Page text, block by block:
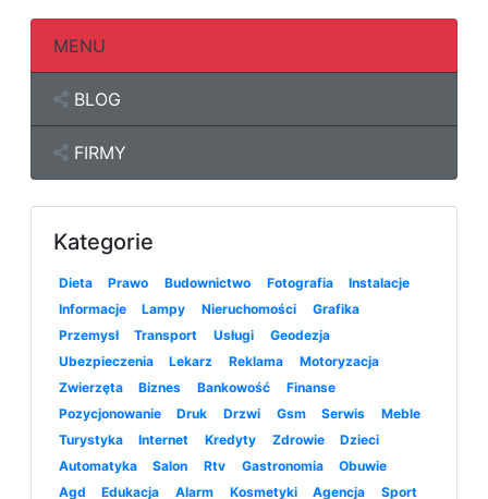
MENU
BLOG
FIRMY
Kategorie
Dieta Prawo Budownictwo Fotografia
Instalacje
Informacje
Lampy Nieruchomości
Grafika
Przemysł
Transport Usługi
Geodezja
Ubezpieczenia
Lekarz Reklama
Motoryzacja
Zwierzęta
Biznes Bankowość
Finanse
Pozycjonowanie
Druk Drzwi Gsm Serwis
Meble
Turystyka
Internet Kredyty Zdrowie
Dzieci
Automatyka
Salon Rtv Gastronomia
Obuwie
Agd
Edukacja Alarm Kosmetyki Agencja
Sport